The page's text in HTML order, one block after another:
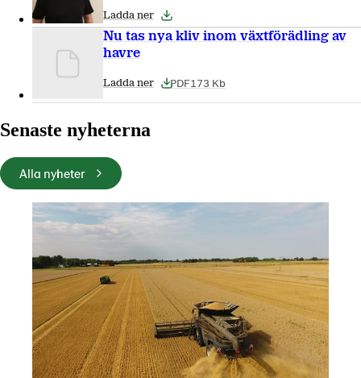
Ladda ner
Nu tas nya kliv inom växtförädling av
havre
PDF173 Kb
Ladda ner
Senaste nyheterna
Alla nyheter